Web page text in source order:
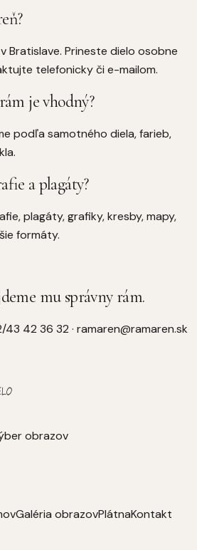
Bratislave. Prineste dielo osobne
telefonicky či e-mailom.
je vhodný?
podľa samotného diela, farieb,
a plagáty?
plagáty, grafiky, kresby, mapy,
formáty.
mu správny rám.
43 42 36 32 · ramaren@ramaren.sk
obrazov
Galéria obrazovPlátnaKontakt